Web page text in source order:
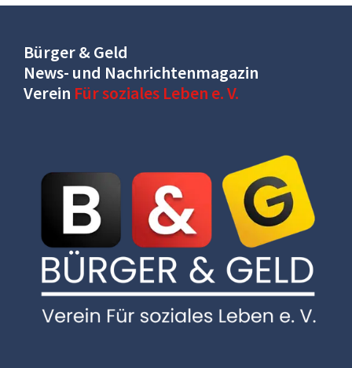
Bürger & Geld
News- und Nachrichtenmagazin
Verein Für soziales Leben e. V.